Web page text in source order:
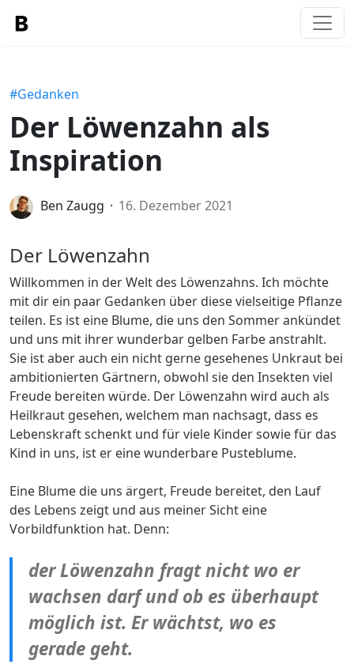
#Gedanken
Der Löwenzahn als
Inspiration
Ben Zaugg 16. Dezember 2021
Der Löwenzahn
Willkommen in der Welt des Löwenzahns. Ich möchte
mit dir ein paar Gedanken über diese vielseitige Pflanze
teilen. Es ist eine Blume, die uns den Sommer ankündet
und uns mit ihrer wunderbar gelben Farbe anstrahlt.
Sie ist aber auch ein nicht gerne gesehenes Unkraut bei
ambitionierten Gärtnern, obwohl sie den Insekten viel
Freude bereiten würde. Der Löwenzahn wird auch als
Heilkraut gesehen, welchem man nachsagt, dass es
Lebenskraft schenkt und für viele Kinder sowie für das
Kind in uns, ist er eine wunderbare Pusteblume.
Eine Blume die uns ärgert, Freude bereitet, den Lauf
des Lebens zeigt und aus meiner Sicht eine
Vorbildfunktion hat. Denn:
der Löwenzahn fragt nicht wo er
wachsen darf und ob es überhaupt
möglich ist. Er wächtst, wo es
gerade geht.